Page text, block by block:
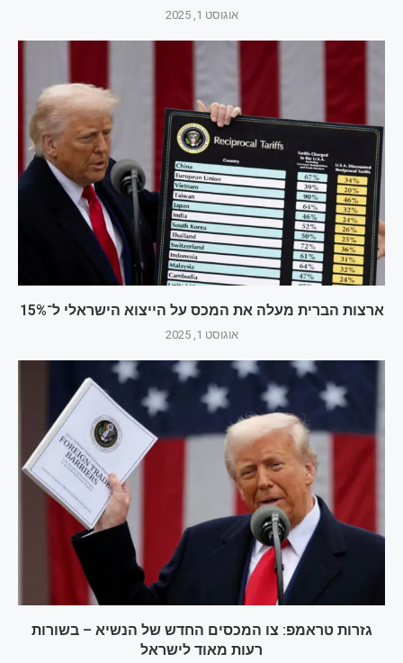
אוגוסט 1, 2025
ארצות הברית מעלה את המכס על הייצוא הישראלי ל־15%
אוגוסט 1, 2025
גזרות טראמפ: צו המכסים החדש של הנשיא – בשורות
רעות מאוד לישראל